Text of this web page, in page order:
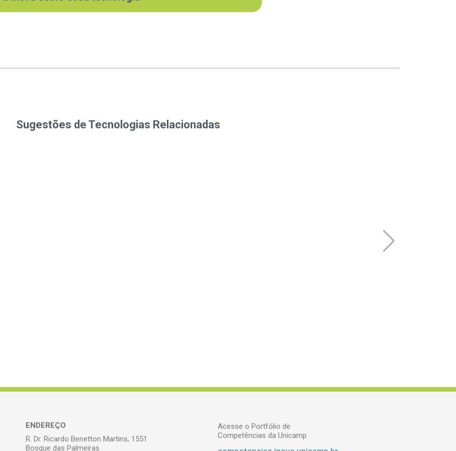
Sugestões de Tecnologias Relacionadas
ENDEREÇO
R. Dr. Ricardo Benetton Martins, 1551
Bosque das Palmeiras
Acesse o Portfólio de
Competências da Unicamp